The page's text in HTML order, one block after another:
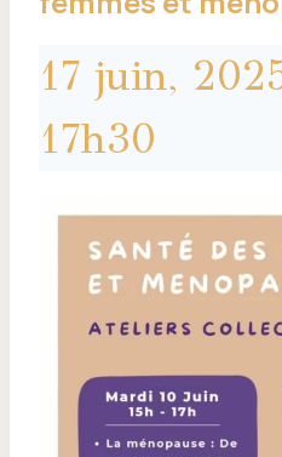
17 juin,
17h30